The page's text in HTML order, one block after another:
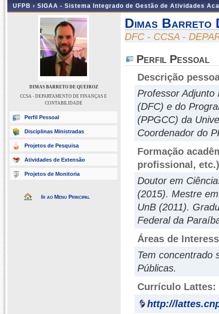
UFPB › SIGAA - Sistema Integrado de Gestão de Atividades
DIMAS BARRETO DE QUEIROZ
CCSA - DEPARTAMENTO DE FINANÇAS E
CONTABILIDADE
Perfil Pessoal
Disciplinas Ministradas
Projetos de Pesquisa
Atividades de Extensão
Projetos de Monitoria
Ir ao Menu Principal
Dimas Barreto
DFC - CCSA -
Perfil Pessoal
Descrição
Professor Adjunto
(DFC) e do
(PPGCC) da
Coordenador do
Formação
profissional, etc.)
Doutor em
(2015). Mestre
UnB (2011).
Federal da
Áreas de
Tem concentrado
Públicas.
Currículo Lattes:
http://